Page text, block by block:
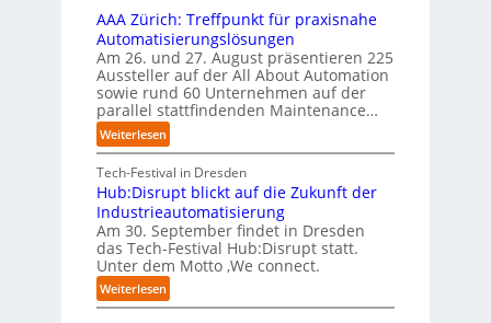
l
d
u
n
g
s
t
e
l
l
e
n
b
r
u
n
g
a
n
“
t
e
t
B
i
e
t
e
r
v
e
r
f
a
h
r
e
t
S
t
e
f
a
n
S
h
w
a
b
z
u
m
C
t
e
r
n
e
h
m
e
n
w
o
l
l
e
n
R
AAA Zürich: Treffpunkt für praxisnahe
Automatisierungslösungen
Am 26. und 27. August präsentieren 225
Aussteller auf der All About Automation
sowie rund 60 Unternehmen auf der
parallel stattfindenden Maintenance…
Weiterlesen:
A
A
A
Z
ü
r
i
c
h
Tech-Festival in Dresden
Hub:Disrupt blickt auf die Zukunft der
Industrieautomatisierung
Am 30. September findet in Dresden
das Tech-Festival Hub:Disrupt statt.
Unter dem Motto ‚We connect.
Weiterlesen:
H